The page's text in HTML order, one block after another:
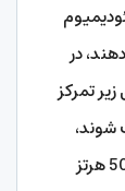
میلی متری نئودیمیوم
در
تمرکز
شوند،
محدوده فرکانسی هدفون را در محدوده 5 تا 50،000 هرتز